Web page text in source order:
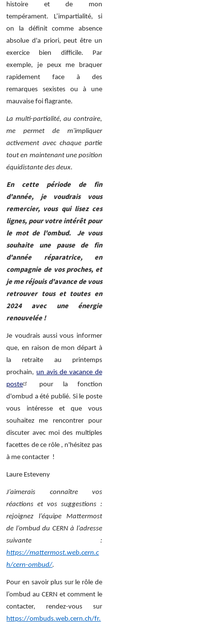
histoire et de mon
tempérament. L’impartialité, si
on la définit comme absence
absolue d'a priori, peut être un
exercice bien difficile. Par
exemple, je peux me braquer
rapidement face à des
remarques sexistes ou à une
mauvaise foi flagrante.
La multi-partialité, au contraire,
me permet de m'impliquer
activement avec chaque partie
tout en maintenant une position
équidistante des deux.
En cette période de fin
d'année, je voudrais vous
remercier, vous qui lisez ces
lignes, pour votre intérêt pour
le mot de l'ombud. Je vous
souhaite une pause de fin
d'année réparatrice, en
compagnie de vos proches, et
je me réjouis d'avance de vous
retrouver tous et toutes en
2024 avec une énergie
renouvelée !
Je voudrais aussi vous informer
que, en raison de mon départ à
la retraite au printemps
prochain, un avis de vacance de
poste
pour la fonction
d'ombud a été publié. Si le poste
vous intéresse et que vous
souhaitez me rencontrer pour
discuter avec moi des multiples
facettes de ce rôle , n'hésitez pas
à me contacter !
Laure Esteveny
J’aimerais connaître vos
réactions et vos suggestions :
rejoignez l’équipe Mattermost
de l’ombud du CERN à l’adresse
suivante :
https://mattermost.web.cern.c
h/cern-ombud/.
Pour en savoir plus sur le rôle de
l’ombud au CERN et comment le
contacter, rendez-vous sur
https://ombuds.web.cern.ch/fr.